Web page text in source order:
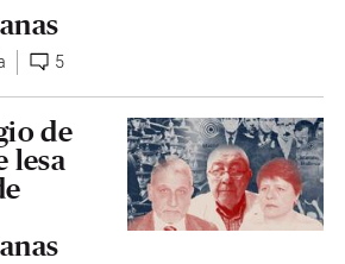
5
de
lesa